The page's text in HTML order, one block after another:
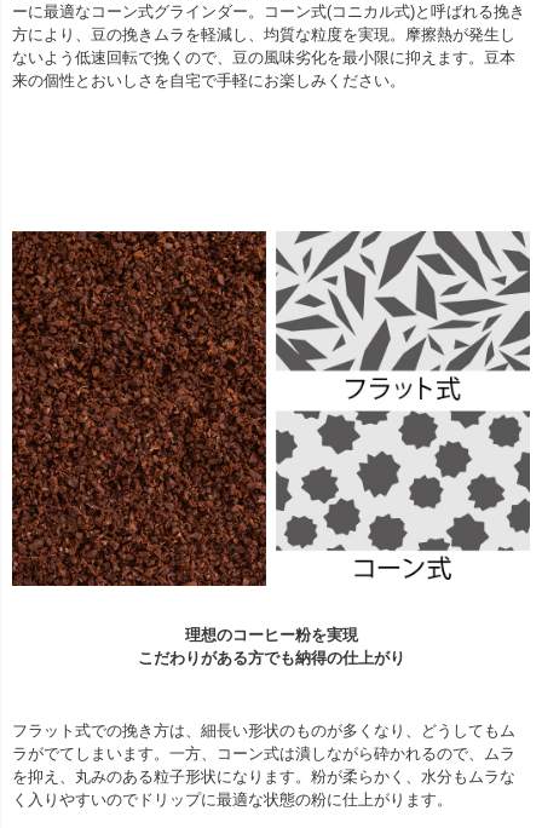
ーに最適なコーン式グラインダー。コーン式(コニカル式)と呼ばれる挽き
方により、豆の挽きムラを軽減し、均質な粒度を実現。摩擦熱が発生し
ないよう低速回転で挽くので、豆の風味劣化を最小限に抑えます。豆本
来の個性とおいしさを自宅で手軽にお楽しみください。
理想のコーヒー粉を実現
こだわりがある方でも納得の仕上がり
フラット式での挽き方は、細長い形状のものが多くなり、どうしてもム
ラがでてしまいます。一方、コーン式は潰しながら砕かれるので、ムラ
を抑え、丸みのある粒子形状になります。粉が柔らかく、水分もムラな
く入りやすいのでドリップに最適な状態の粉に仕上がります。